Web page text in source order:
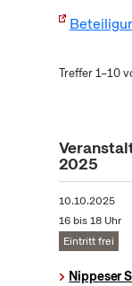
Treffer 1–10
2025
10.10.2025
16 bis 18 Uhr
Eintritt frei
Nippeser